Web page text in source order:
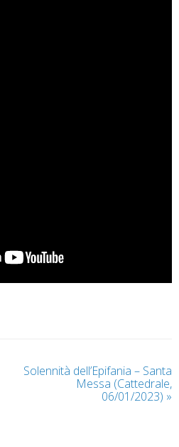
Solennità dell’Epifania – Santa
Messa (Cattedrale,
06/01/2023) »